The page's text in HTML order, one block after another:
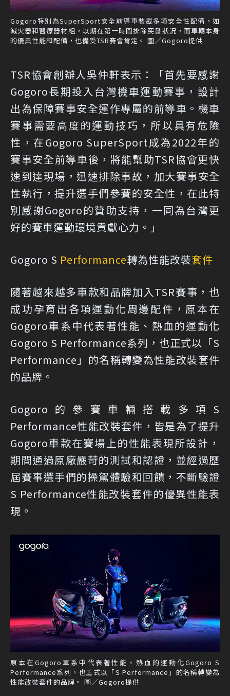
Gogoro特別為SuperSport安全前導車裝載多項安全性配備，如
滅火器和醫療器材組，以期在第一時間排除突發狀況，而車輛本身
的優異性能和配備，也備受TSR賽會肯定。 圖／Gogoro提供
TSR協會創辦人吳仲軒表示：「首先要感謝
Gogoro長期投入台灣機車運動賽事，設計
出為保障賽事安全運作專屬的前導車。機車
賽事需要高度的運動技巧，所以具有危險
性，在Gogoro SuperSport成為2022年的
賽事安全前導車後，將能幫助TSR協會更快
速到達現場，迅速排除事故，加大賽事安全
性執行，提升選手們參賽的安全性，在此特
別感謝Gogoro的贊助支持，一同為台灣更
好的賽車運動環境貢獻心力。」
Gogoro S Performance轉為性能改裝套件
隨著越來越多車款和品牌加入TSR賽事，也
成功孕育出各項運動化周邊配件，原本在
Gogoro車系中代表著性能、熱血的運動化
Gogoro S Performance系列，也正式以「S
Performance」的名稱轉變為性能改裝套件
的品牌。
Gogoro的參賽車輛搭載多項S
Performance性能改裝套件，皆是為了提升
Gogoro車款在賽場上的性能表現所設計，
期間通過原廠嚴苛的測試和認證，並經過歷
屆賽事選手們的操駕體驗和回饋，不斷驗證
S Performance性能改裝套件的優異性能表
現。
原本在Gogoro車系中代表著性能、熱血的運動化Gogoro S
Performance系列，也正式以「S Performance」的名稱轉變為
性能改裝套件的品牌。 圖／Gogoro提供